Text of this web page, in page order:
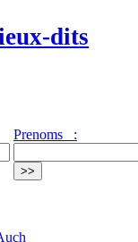
dits
Prenoms :